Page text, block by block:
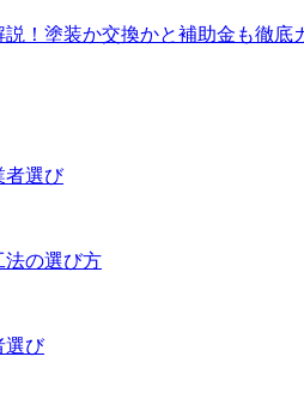
！塗装か交換かと補助金も徹底
者選び
法の選び方
選び